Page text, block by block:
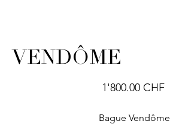
VENDÔME
Prix
1'800.00 CHF
Bague Vendôme